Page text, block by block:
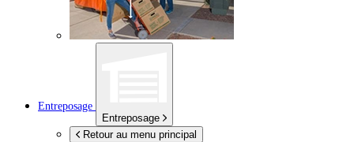
Entreposage
Entreposage
Retour au menu principal